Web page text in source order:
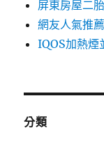
屏東房屋二
網友人氣推
IQOS加熱煙
分類